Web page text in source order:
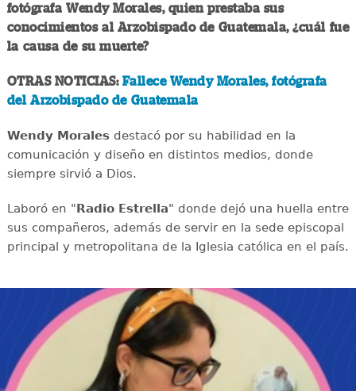
fotógrafa Wendy Morales, quien prestaba sus
conocimientos al Arzobispado de Guatemala, ¿cuál fue
la causa de su muerte?
OTRAS NOTICIAS: Fallece Wendy Morales, fotógrafa
del Arzobispado de Guatemala
Wendy Moralesdestacó por su habilidad en la
comunicación y diseño en distintos medios, donde
siempre sirvió a Dios.
Laboró en "Radio Estrella" donde dejó una huella entre
sus compañeros, además de servir en la sede episcopal
principal y metropolitana de la Iglesia católica en el país.